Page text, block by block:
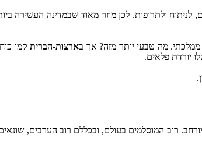
לניתוח ולתרופות. לכן מוזר מאוד שבמדינה העשירה
מה טבעי יותר מזה? אך בארצות-הבריתקמו
יורדת פלאים.
רוב המוסלמים בעולם, ובכללם רוב הערבים,